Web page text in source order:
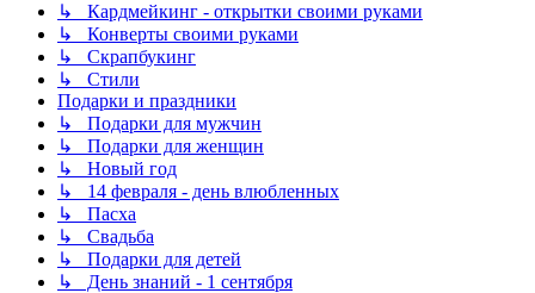
↳ Кардмейкинг - открытки своими руками
↳ Конверты своими руками
↳ Скрапбукинг
↳ Стили
Подарки и праздники
↳ Подарки для мужчин
↳ Подарки для женщин
↳ Новый год
↳ 14 февраля - день влюбленных
↳ Пасха
↳ Свадьба
↳ Подарки для детей
↳ День знаний - 1 сентября